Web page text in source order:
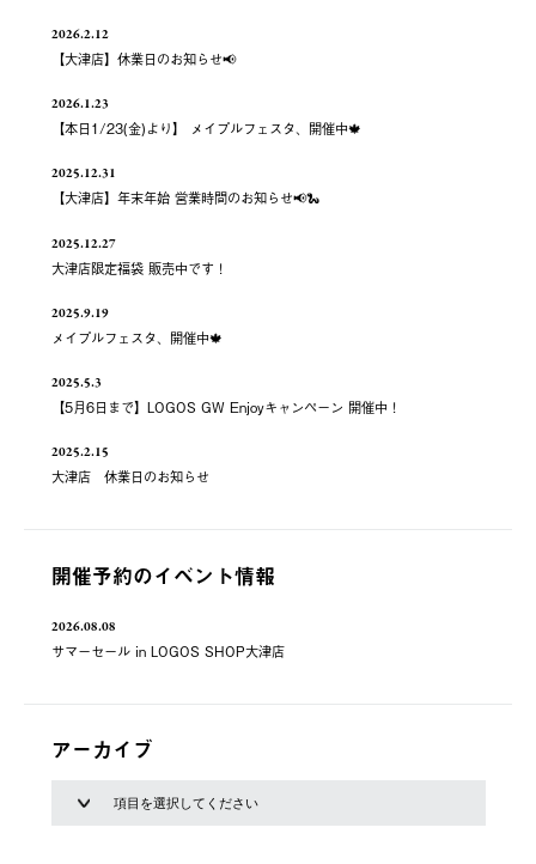
2026.2.12
【大津店】休業日のお知らせ📢
2026.1.23
【本日1/23(金)より】 メイプルフェスタ、開催中🍁
2025.12.31
【大津店】年末年始 営業時間のお知らせ📢🐍
2025.12.27
大津店限定福袋 販売中です！
2025.9.19
メイプルフェスタ、開催中🍁
2025.5.3
【5月6日まで】LOGOS GW Enjoyキャンペーン 開催中！
2025.2.15
大津店 休業日のお知らせ
開催予約のイベント情報
2026.08.08
サマーセール in LOGOS SHOP大津店
アーカイブ